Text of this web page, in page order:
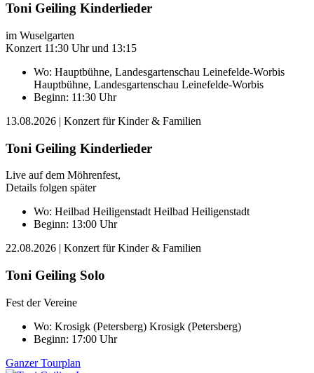
Toni Geiling Kinderlieder
im Wuselgarten
Konzert 11:30 Uhr und 13:15
Wo: Hauptbühne, Landesgartenschau Leinefelde-Worbis
Hauptbühne, Landesgartenschau Leinefelde-Worbis
Beginn: 11:30 Uhr
13.08.2026 | Konzert für Kinder & Familien
Toni Geiling Kinderlieder
Live auf dem Möhrenfest,
Details folgen später
Wo: Heilbad Heiligenstadt Heilbad Heiligenstadt
Beginn: 13:00 Uhr
22.08.2026 | Konzert für Kinder & Familien
Toni Geiling Solo
Fest der Vereine
Wo: Krosigk (Petersberg) Krosigk (Petersberg)
Beginn: 17:00 Uhr
Ganzer Tourplan